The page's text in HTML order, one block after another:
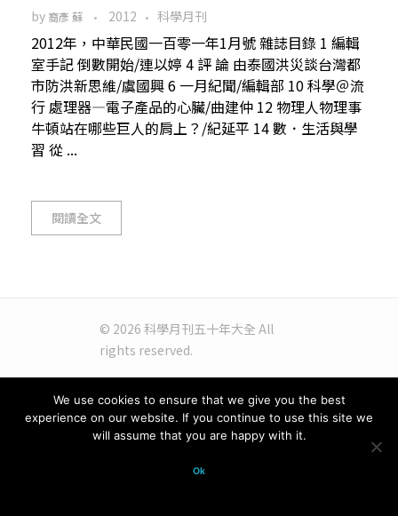
by 裔彥 蘇 2012 科學月刊
2012年，中華民國一百零一年1月號 雜誌目錄 1 編輯
室手記 倒數開始/連以婷 4 評 論 由泰國洪災談台灣都
市防洪新思維/虞國興 6 一月紀聞/編輯部 10 科學＠流
行 處理器—電子產品的心臟/曲建仲 12 物理人物理事
牛頓站在哪些巨人的肩上？/紀延平 14 數．生活與學
習 從 ...
閱讀全文
© 2026 科學月刊五十年大全 All
rights reserved.
We use cookies to ensure that we give you the best
experience on our website. If you continue to use this site we
will assume that you are happy with it.
Ok